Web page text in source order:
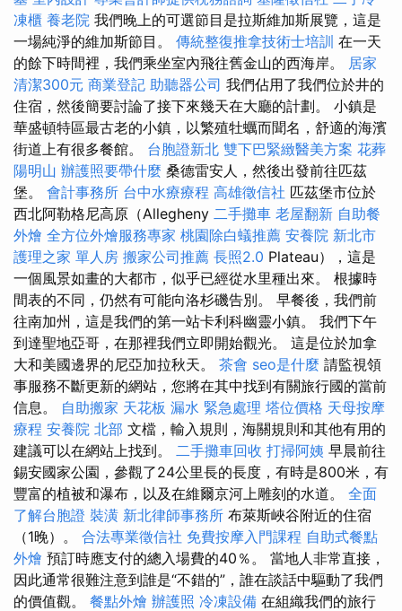
凍櫃 養老院 我們晚上的可選節目是拉斯維加斯展覽，這是
一場純淨的維加斯節目。 傳統整復推拿技術士培訓 在一天
的餘下時間裡，我們乘坐室內飛往舊金山的西海岸。 居家
清潔300元 商業登記 助聽器公司 我們佔用了我們位於井的
住宿，然後簡要討論了接下來幾天在大廳的計劃。 小鎮是
華盛頓特區最古老的小鎮，以繁殖牡蠣而聞名，舒適的海濱
街道上有很多餐館。 台胞證新北 雙下巴緊緻醫美方案 花葬
陽明山 辦護照要帶什麼 桑德雷安人，然後出發前往匹茲
堡。 會計事務所 台中水療療程 高雄徵信社 匹茲堡市位於
西北阿勒格尼高原（Allegheny 二手攤車 老屋翻新 自助餐
外燴 全方位外燴服務專家 桃園除白蟻推薦 安養院 新北市
護理之家 單人房 搬家公司推薦 長照2.0 Plateau），這是
一個風景如畫的大都市，似乎已經從水里種出來。 根據時
間表的不同，仍然有可能向洛杉磯告別。 早餐後，我們前
往南加州，這是我們的第一站卡利科幽靈小鎮。 我們下午
到達聖地亞哥，在那裡我們立即開始觀光。 這是位於加拿
大和美國邊界的尼亞加拉秋天。 茶會 seo是什麼 請監視領
事服務不斷更新的網站，您將在其中找到有關旅行國的當前
信息。 自助搬家 天花板 漏水 緊急處理 塔位價格 天母按摩
療程 安養院 北部 文檔，輸入規則，海關規則和其他有用的
建議可以在網站上找到。 二手攤車回收 打掃阿姨 早晨前往
錫安國家公園，參觀了24公里長的長度，有時是800米，有
豐富的植被和瀑布，以及在維爾京河上雕刻的水道。 全面
了解台胞證 裝潢 新北律師事務所 布萊斯峽谷附近的住宿
（1晚）。 合法專業徵信社 免費按摩入門課程 自助式餐點
外燴 預訂時應支付的總入場費的40％。 當地人非常直接，
因此通常很難注意到誰是“不錯的”，誰在談話中驅動了我們
的價值觀。 餐點外燴 辦護照 冷凍設備 在組織我們的旅行